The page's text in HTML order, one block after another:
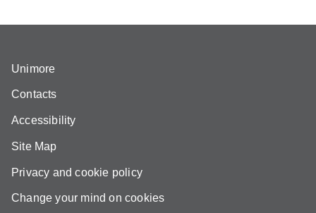
Unimore
Contacts
Accessibility
Site Map
Privacy and cookie policy
Change your mind on cookies